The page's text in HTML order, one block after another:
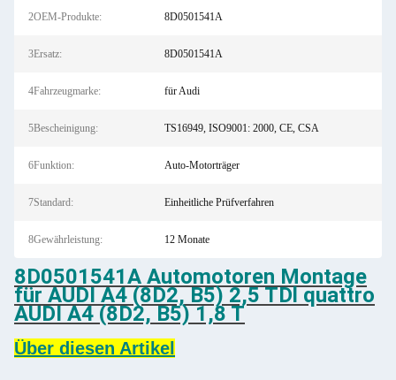
2OEM-Produkte: 8D0501541A
3Ersatz: 8D0501541A
4Fahrzeugmarke: für Audi
5Bescheinigung: TS16949, ISO9001: 2000, CE, CSA
6Funktion: Auto-Motorträger
7Standard: Einheitliche Prüfverfahren
8Gewährleistung: 12 Monate
8D0501541A Automotoren Montage
für AUDI A4 (8D2, B5) 2,5 TDl quattro
AUDI A4 (8D2, B5) 1,8 T
Über diesen Artikel